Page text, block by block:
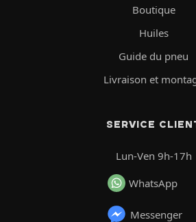
Boutique
Huiles
Guide du pneu
Livraison et
SERVICE
Lun-Ven 9h-17h
WhatsApp
Messenger